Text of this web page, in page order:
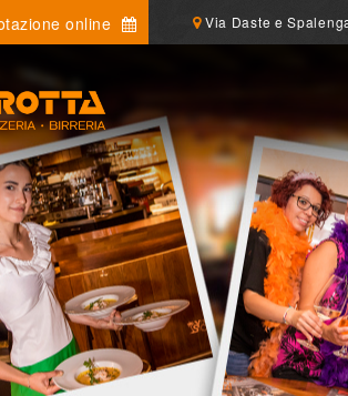
online Via Daste e